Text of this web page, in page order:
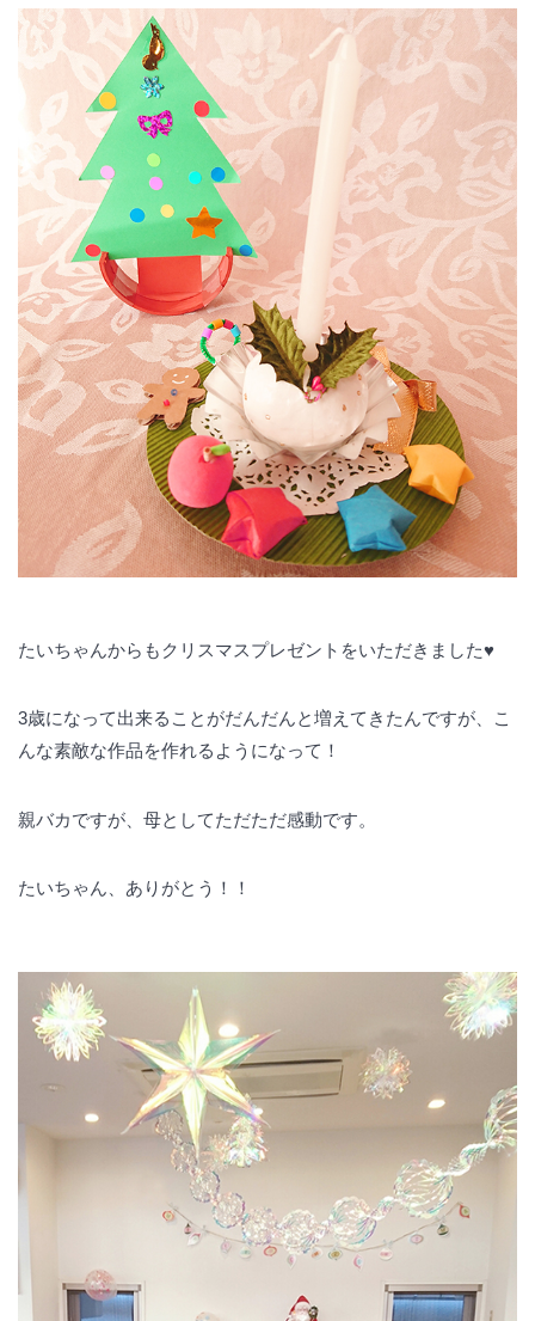
たいちゃんからもクリスマスプレゼントをいただきました♥️
3歳になって出来ることがだんだんと増えてきたんですが、こ
んな素敵な作品を作れるようになって！
親バカですが、母としてただただ感動です。
たいちゃん、ありがとう！！